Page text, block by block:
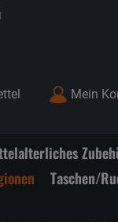
Mein
Taschen/